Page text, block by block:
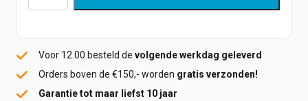
Voor 12.00 besteld de volgende werkdag geleverd
Orders boven de €150,- worden gratis verzonden!
Garantie tot maar liefst 10 jaar